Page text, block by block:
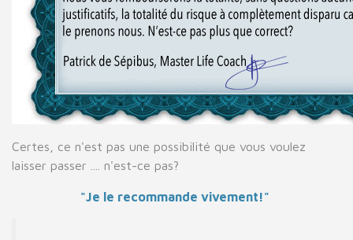
Certes, ce n'est pas une possibilité que vous voulez
laisser passer .... n'est-ce pas?
"Je le recommande vivement!"